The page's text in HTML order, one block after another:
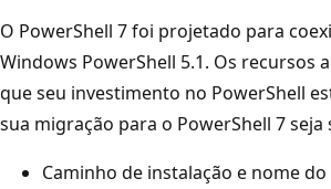
O PowerShell 7 foi projetado para
Windows PowerShell 5.1. Os recursos
que seu investimento no PowerShell
sua migração para o PowerShell 7 seja
Caminho de instalação e nome do